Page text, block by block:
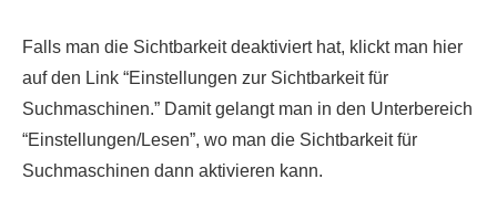
Falls man die Sichtbarkeit deaktiviert hat, klickt man hier
auf den Link “Einstellungen zur Sichtbarkeit für
Suchmaschinen.” Damit gelangt man in den Unterbereich
“Einstellungen/Lesen”, wo man die Sichtbarkeit für
Suchmaschinen dann aktivieren kann.